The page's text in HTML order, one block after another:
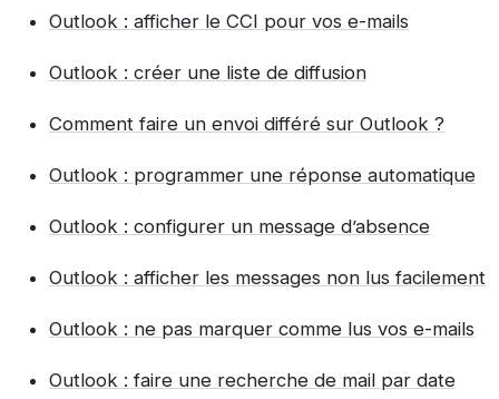
Outlook : afficher le CCI pour vos e-mails
Outlook : créer une liste de diffusion
Comment faire un envoi différé sur Outlook ?
Outlook : programmer une réponse automatique
Outlook : configurer un message d’absence
Outlook : afficher les messages non lus facilement
Outlook : ne pas marquer comme lus vos e-mails
Outlook : faire une recherche de mail par date